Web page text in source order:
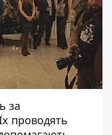
за
проводять